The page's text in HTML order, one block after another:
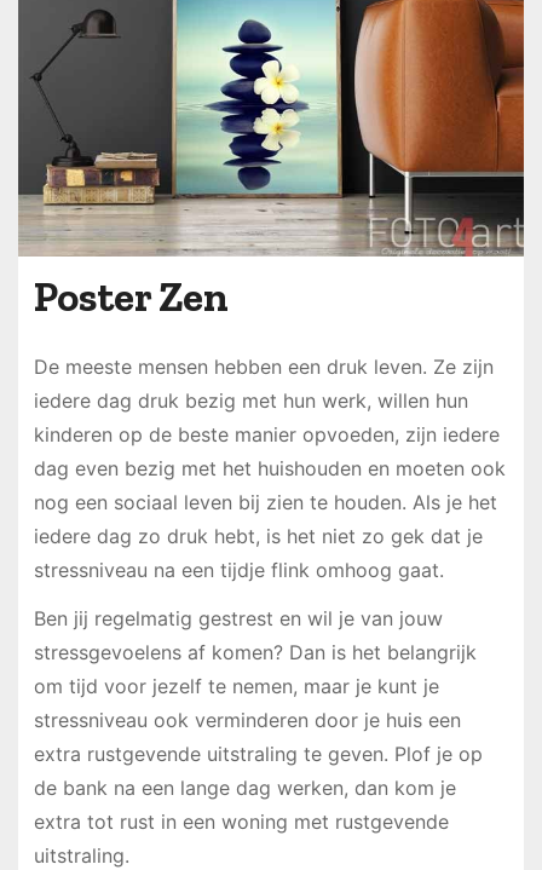
Poster Zen
De meeste mensen hebben een druk leven. Ze zijn
iedere dag druk bezig met hun werk, willen hun
kinderen op de beste manier opvoeden, zijn iedere
dag even bezig met het huishouden en moeten ook
nog een sociaal leven bij zien te houden. Als je het
iedere dag zo druk hebt, is het niet zo gek dat je
stressniveau na een tijdje flink omhoog gaat.
Ben jij regelmatig gestrest en wil je van jouw
stressgevoelens af komen? Dan is het belangrijk
om tijd voor jezelf te nemen, maar je kunt je
stressniveau ook verminderen door je huis een
extra rustgevende uitstraling te geven. Plof je op
de bank na een lange dag werken, dan kom je
extra tot rust in een woning met rustgevende
uitstraling.